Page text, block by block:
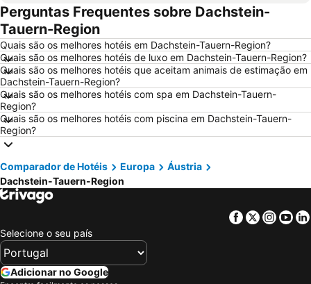
Hotéis em Évora
Hotéis em Peniche
Hotéis em Porto Santo
Hotéis em Sangenjo
Hotéis em Vila Nova de Milfontes
Hotéis em Vilamoura
Hotéis em Vigo
Hotéis em Roma
Hotéis em Espanha
Hotéis em Centro de Portugal
Hotéis em Málaga
Hotéis em Maiorca
Hotéis em Ilha do Sal
Hotéis em Galiza
Hotéis em Douro
Hotéis em Costa da Luz
Hotéis em Região de Lisboa
Hotéis em Costa do Sol
Hotéis em Tenerife
Hotéis em São Miguel
Perguntas Frequentes sobre Dachstein-
Tauern-Region
Quais são os melhores hotéis em Dachstein-Tauern-Region?
Quais são os melhores hotéis de luxo em Dachstein-Tauern-Region?
Quais são os melhores hotéis que aceitam animais de estimação em
Dachstein-Tauern-Region?
Quais são os melhores hotéis com spa em Dachstein-Tauern-
Region?
Quais são os melhores hotéis com piscina em Dachstein-Tauern-
Region?
Comparador de Hotéis Europa
Áustria
Dachstein-Tauern-Region
Facebook
Twitter
Selecione o seu país
Adicionar no Google